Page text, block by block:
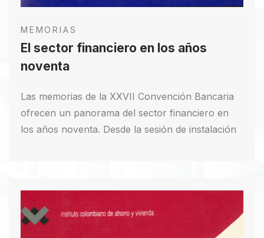
MEMORIAS
El sector financiero en los años
noventa
Las memorias de la XXVII Convención Bancaria
ofrecen un panorama del sector financiero en
los años noventa. Desde la sesión de instalación
sector y autoridades gubernamentales. Las
sesiones incluyen análisis sobre las